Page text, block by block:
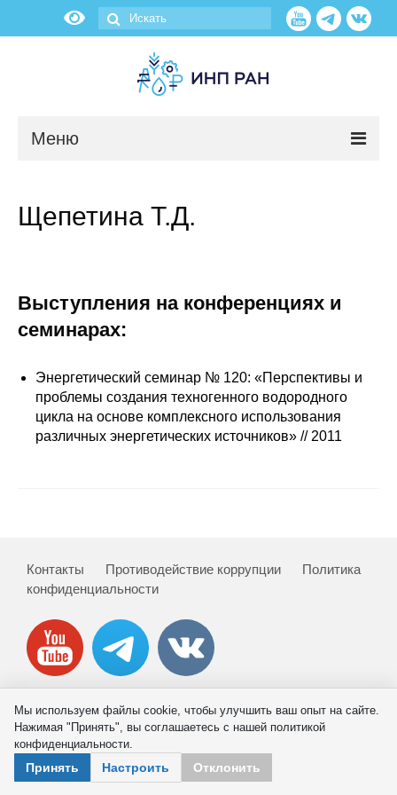
Меню
О нас
Научные подразделения
Сотрудники
Отчетность
Публикации
Научная жизнь
Издания
О журнале
Номера журналов
Щепетина Т.Д.
Выступления на конференциях и
семинарах:
Энергетический семинар № 120: «Перспективы и
проблемы создания техногенного водородного
цикла на основе комплексного использования
различных энергетических источников» // 2011
Контакты Противодействие коррупции
Политика
конфиденциальности
© 2026 ИНП РАН
Мы используем файлы cookie, чтобы улучшить ваш опыт на сайте.
Нажимая "Принять", вы соглашаетесь с нашей политикой
конфиденциальности.
Принять Настроить Отклонить